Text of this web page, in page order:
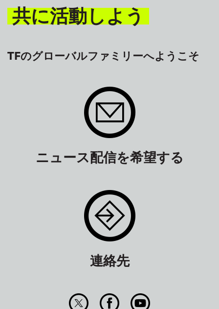
共に活動しよう
TFのグローバルファミリーへようこそ
ニュース配信を希望する
連絡先